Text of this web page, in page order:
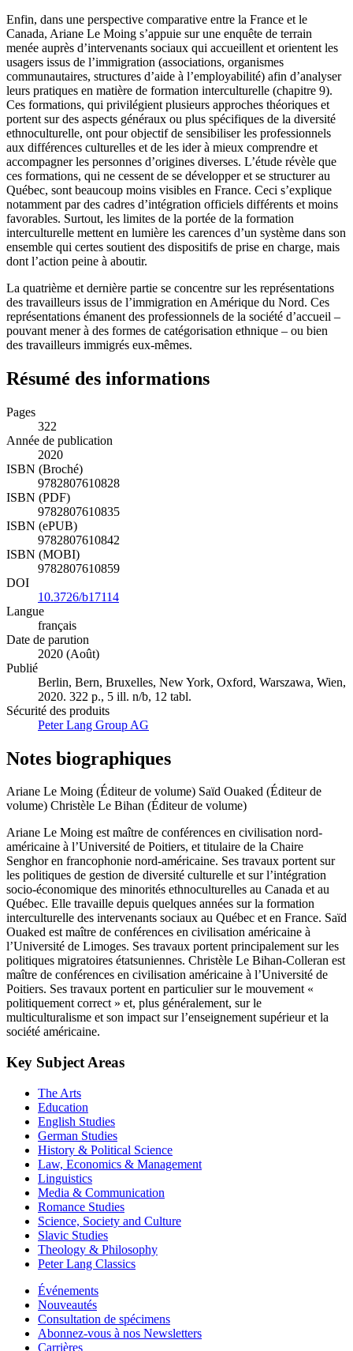
Enfin, dans une perspective comparative entre la France et le
Canada, Ariane Le Moing s’appuie sur une enquête de terrain
menée auprès d’intervenants sociaux qui accueillent et orientent les
usagers issus de l’immigration (associations, organismes
communautaires, structures d’aide à l’employabilité) afin d’analyser
leurs pratiques en matière de formation interculturelle (chapitre 9).
Ces formations, qui privilégient plusieurs approches théoriques et
portent sur des aspects généraux ou plus spécifiques de la diversité
ethnoculturelle, ont pour objectif de sensibiliser les professionnels
aux différences culturelles et de les ider à mieux comprendre et
accompagner les personnes d’origines diverses. L’étude révèle que
ces formations, qui ne cessent de se développer et se structurer au
Québec, sont beaucoup moins visibles en France. Ceci s’explique
notamment par des cadres d’intégration officiels différents et moins
favorables. Surtout, les limites de la portée de la formation
interculturelle mettent en lumière les carences d’un système dans son
ensemble qui certes soutient des dispositifs de prise en charge, mais
dont l’action peine à aboutir.
La quatrième et dernière partie se concentre sur les représentations
des travailleurs issus de l’immigration en Amérique du Nord. Ces
représentations émanent des professionnels de la société d’accueil –
pouvant mener à des formes de catégorisation ethnique – ou bien
des travailleurs immigrés eux-mêmes.
Résumé des informations
Pages
322
Année de publication
2020
ISBN (Broché)
9782807610828
ISBN (PDF)
9782807610835
ISBN (ePUB)
9782807610842
ISBN (MOBI)
9782807610859
DOI
10.3726/b17114
Langue
français
Date de parution
2020 (Août)
Publié
Berlin, Bern, Bruxelles, New York, Oxford, Warszawa, Wien,
2020. 322 p., 5 ill. n/b, 12 tabl.
Sécurité des produits
Peter Lang Group AG
Notes biographiques
Ariane Le Moing (Éditeur de volume) Saïd Ouaked (Éditeur de
volume) Christèle Le Bihan (Éditeur de volume)
Ariane Le Moing est maître de conférences en civilisation nord-
américaine à l’Université de Poitiers, et titulaire de la Chaire
Senghor en francophonie nord-américaine. Ses travaux portent sur
les politiques de gestion de diversité culturelle et sur l’intégration
socio-économique des minorités ethnoculturelles au Canada et au
Québec. Elle travaille depuis quelques années sur la formation
interculturelle des intervenants sociaux au Québec et en France. Saïd
Ouaked est maître de conférences en civilisation américaine à
l’Université de Limoges. Ses travaux portent principalement sur les
politiques migratoires étatsuniennes. Christèle Le Bihan-Colleran est
maître de conférences en civilisation américaine à l’Université de
Poitiers. Ses travaux portent en particulier sur le mouvement «
politiquement correct » et, plus généralement, sur le
multiculturalisme et son impact sur l’enseignement supérieur et la
société américaine.
Key Subject Areas
The Arts
Education
English Studies
German Studies
History & Political Science
Law, Economics & Management
Linguistics
Media & Communication
Romance Studies
Science, Society and Culture
Slavic Studies
Theology & Philosophy
Peter Lang Classics
Événements
Nouveautés
Consultation de spécimens
Abonnez-vous à nos Newsletters
Carrières